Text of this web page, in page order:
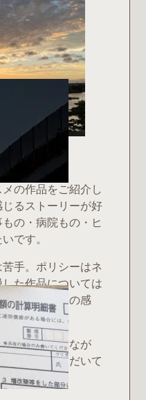
ん
の作品をご紹介し
るストーリーが好
の・病院もの・ヒ
です。
手。ポリシーはネ
た作品については
したい作品の感
お世話をしなが
ませていただいて